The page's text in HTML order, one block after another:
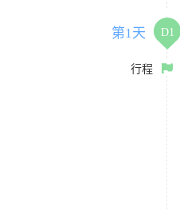
第1天 D1
行程